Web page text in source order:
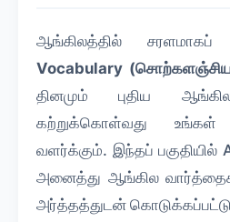
ஆங்கிலத்தில் சரளமாகப்
Vocabulary
தினமும் புதிய
கற்றுக்கொள்வது
வளர்க்கும். இந்தப் பகுதியில்
அனைத்து ஆங்கில
அர்த்தத்துடன்